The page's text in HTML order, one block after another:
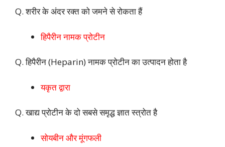
Q. शरीर के अंदर रक्त को जमने से रोकता हैं
हिपैरीन नामक प्रोटीन
Q. हिपैरीन (Heparin) नामक प्रोटीन का उत्पादन होता है
यकृत द्वारा
Q. खाद्य प्रोटीन के दो सबसे समृद्ध ज्ञात स्त्रोत है
सोयबीन और मूंगफली